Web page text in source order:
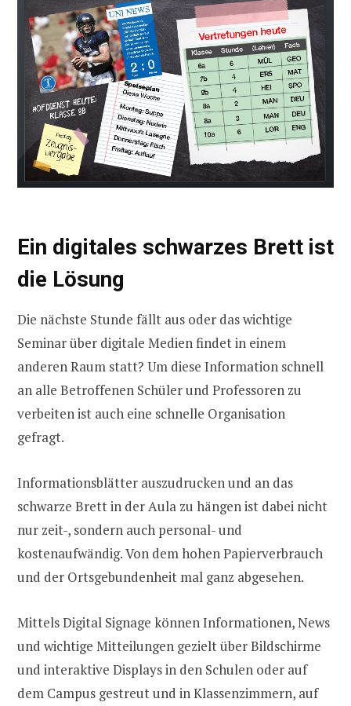
Ein digitales schwarzes Brett ist
die Lösung
Die nächste Stunde fällt aus oder das wichtige
Seminar über digitale Medien findet in einem
anderen Raum statt? Um diese Information schnell
an alle Betroffenen Schüler und Professoren zu
verbeiten ist auch eine schnelle Organisation
gefragt.
Informationsblätter auszudrucken und an das
schwarze Brett in der Aula zu hängen ist dabei nicht
nur zeit-, sondern auch personal- und
kostenaufwändig. Von dem hohen Papierverbrauch
und der Ortsgebundenheit mal ganz abgesehen.
Mittels Digital Signage können Informationen, News
und wichtige Mitteilungen gezielt über Bildschirme
und interaktive Displays in den Schulen oder auf
dem Campus gestreut und in Klassenzimmern, auf